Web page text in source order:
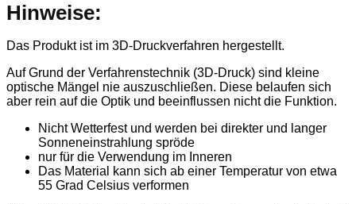
Hinweise:
Das Produkt ist im 3D-Druckverfahren hergestellt.
Auf Grund der Verfahrenstechnik (3D-Druck) sind kleine
optische Mängel nie auszuschließen. Diese belaufen sich
aber rein auf die Optik und beeinflussen nicht die Funktion.
Nicht Wetterfest und werden bei direkter und langer
Sonneneinstrahlung spröde
nur für die Verwendung im Inneren
Das Material kann sich ab einer Temperatur von etwa
55 Grad Celsius verformen